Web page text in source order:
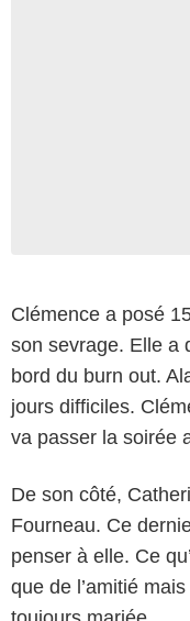
Clémence a posé
son sevrage. Elle a
bord du burn out.
jours difficiles.
va passer la soirée
De son côté,
Fourneau. Ce
penser à elle. Ce
que de l’amitié